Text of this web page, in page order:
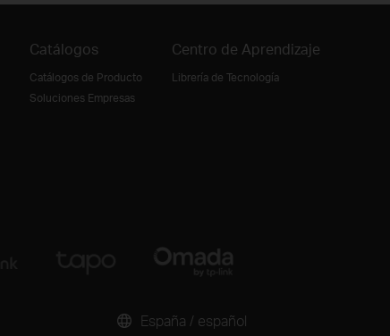
Catálogos
Catálogos de Producto
Soluciones Empresas
Centro de Aprendizaje
Librería de Tecnología
España / español